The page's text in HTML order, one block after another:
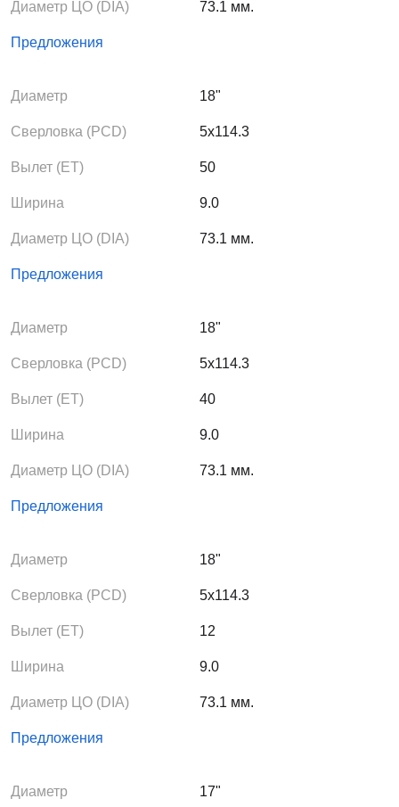
Диаметр ЦО (DIA) 73.1 мм.
Предложения
Диаметр 18"
Сверловка (PCD) 5x114.3
Вылет (ЕТ) 50
Ширина 9.0
Диаметр ЦО (DIA) 73.1 мм.
Предложения
Диаметр 18"
Сверловка (PCD) 5x114.3
Вылет (ЕТ) 40
Ширина 9.0
Диаметр ЦО (DIA) 73.1 мм.
Предложения
Диаметр 18"
Сверловка (PCD) 5x114.3
Вылет (ЕТ) 12
Ширина 9.0
Диаметр ЦО (DIA) 73.1 мм.
Предложения
Диаметр 17"